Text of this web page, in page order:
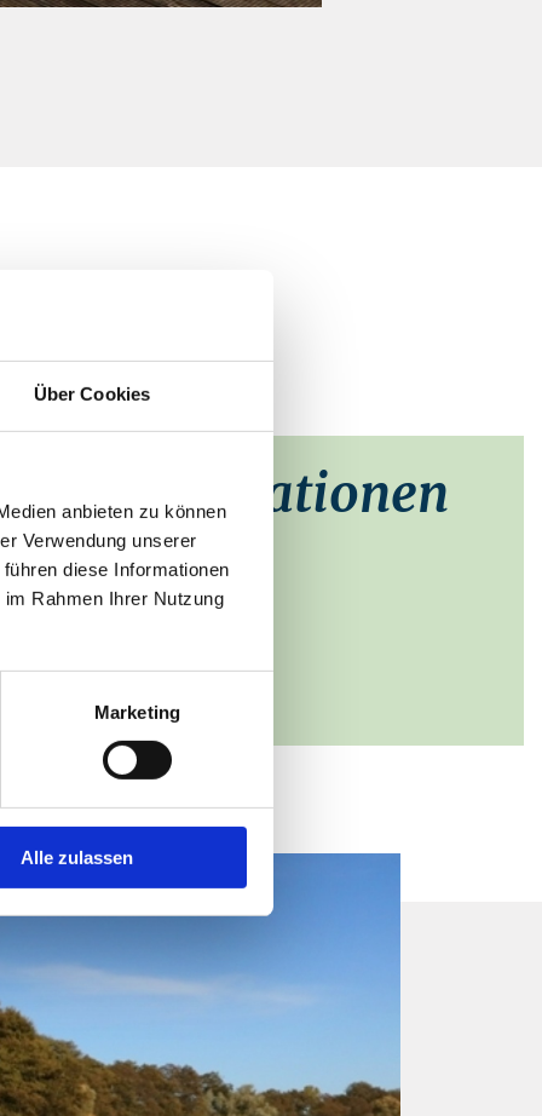
Über Cookies
anbieten zu können
Verwendung unserer
diese Informationen
Rahmen Ihrer Nutzung
Marketing
Alle zulassen
Broock
Ausbau 3
22222